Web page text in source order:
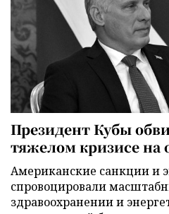
Президент Кубы
тяжелом кризисе на
Американские санкции и
спровоцировали
здравоохранении и